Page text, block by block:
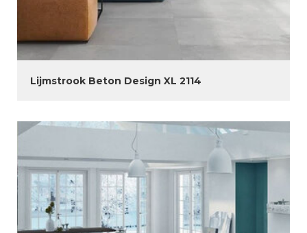
Lijmstrook Beton Design XL 2114